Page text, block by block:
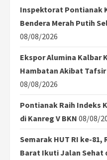
Inspektorat Pontianak
Bendera Merah Putih
08/08/2026
Ekspor Alumina Kalbar
Hambatan Akibat Tafsir
08/08/2026
Pontianak Raih Indeks
di Kanreg V BKN 08/08/
Semarak HUT RI ke-
Barat Ikuti Jalan Sehat